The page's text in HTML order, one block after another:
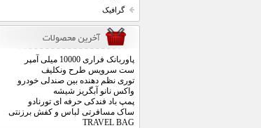
گرافیک
پاوربانک فراری 10000 میلی آمپر
ست سرویس طرح ونکلیف
توری نظم دهنده بین صندلی خودرو
واکس نانو آبگریز شیشه
پمپ باد فندکی حرفه ای تورنادو
ساک مسافرتی لباس و کفش برزنتی
TRAVEL BAG